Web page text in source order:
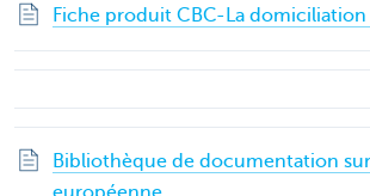
Fiche produit CBC-La
Bibliothèque de documentation